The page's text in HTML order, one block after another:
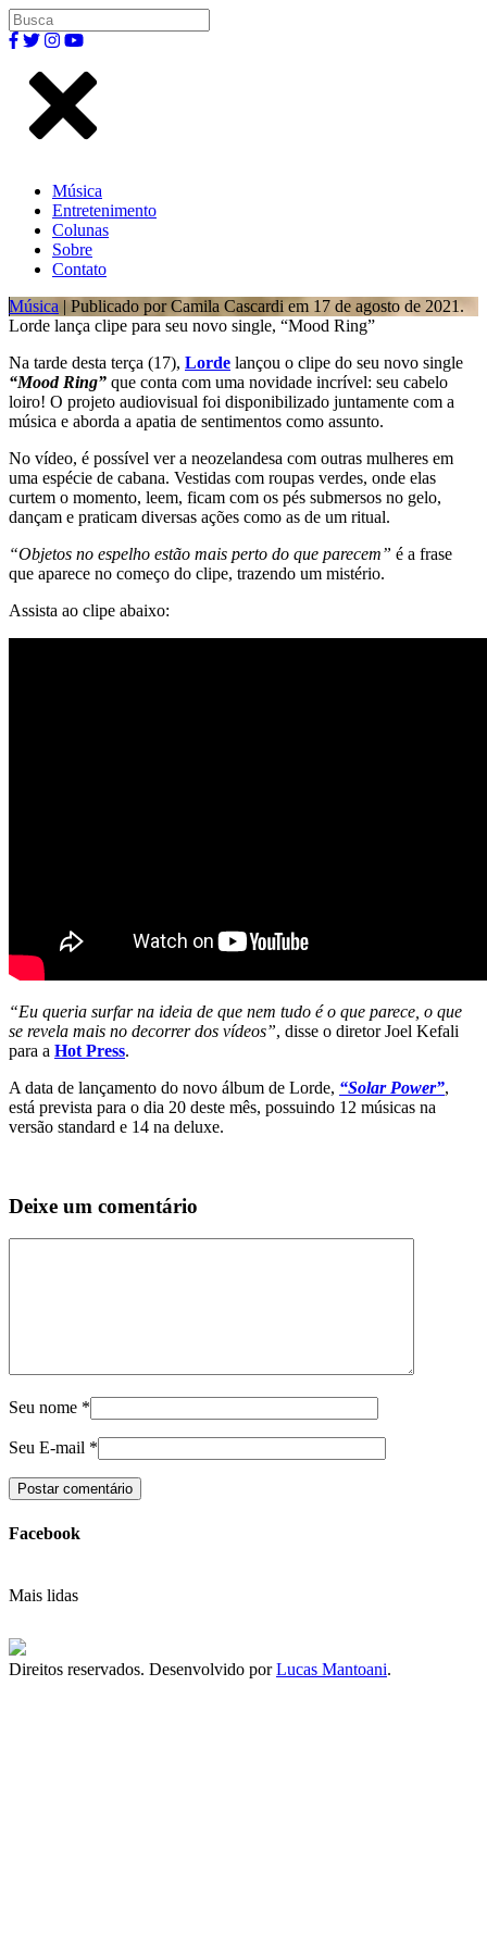
Música
Entretenimento
Colunas
Sobre
Contato
Música | Publicado por Camila Cascardi em 17 de agosto de 2021.
Lorde lança clipe para seu novo single, “Mood Ring”
Na tarde desta terça (17), Lorde lançou o clipe do seu novo single
“Mood Ring” que conta com uma novidade incrível: seu cabelo
loiro! O projeto audiovisual foi disponibilizado juntamente com a
música e aborda a apatia de sentimentos como assunto.
No vídeo, é possível ver a neozelandesa com outras mulheres em
uma espécie de cabana. Vestidas com roupas verdes, onde elas
curtem o momento, leem, ficam com os pés submersos no gelo,
dançam e praticam diversas ações como as de um ritual.
“Objetos no espelho estão mais perto do que parecem” é a frase
que aparece no começo do clipe, trazendo um mistério.
Assista ao clipe abaixo:
“Eu queria surfar na ideia de que nem tudo é o que parece, o que
se revela mais no decorrer dos vídeos”, disse o diretor Joel Kefali
para a Hot Press.
A data de lançamento do novo álbum de Lorde, “Solar Power”,
está prevista para o dia 20 deste mês, possuindo 12 músicas na
versão standard e 14 na deluxe.
Deixe um comentário
Seu nome *
Seu E-mail *
Facebook
Mais lidas
Direitos reservados. Desenvolvido porLucas Mantoani.